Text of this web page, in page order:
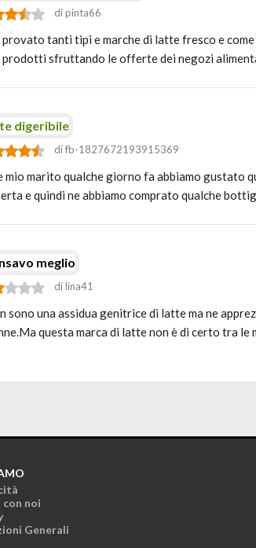
di pinta66
provato tanti tipi e marche di latte fresco e
prodotti sfruttando le offerte dei negozi
digeribile
di fb-1827672193915369
mio marito qualche giorno fa abbiamo gustato
e quindi ne abbiamo comprato qualche
meglio
di lina41
sono una assidua genitrice di latte ma ne
questa marca di latte non è di certo tra le
con noi
Generali